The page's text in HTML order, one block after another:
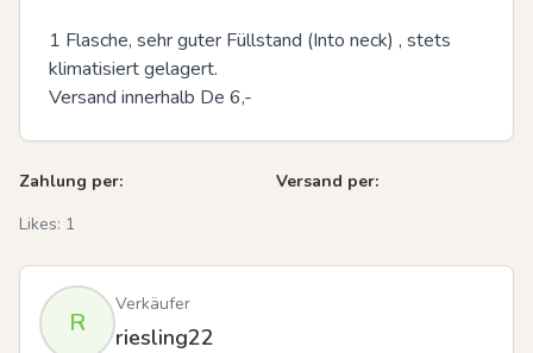
1 Flasche, sehr guter Füllstand (Into neck) , stets
klimatisiert gelagert.
Versand innerhalb De 6,-
Zahlung per:
Versand per:
Likes: 1
R
Verkäufer
riesling22